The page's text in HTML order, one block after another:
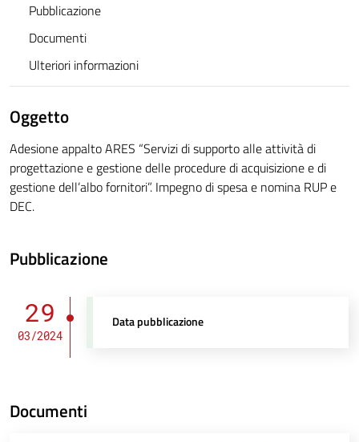
Pubblicazione
Documenti
Ulteriori informazioni
Oggetto
Adesione appalto ARES “Servizi di supporto alle attività di
progettazione e gestione delle procedure di acquisizione e di
gestione dell’albo fornitori”. Impegno di spesa e nomina RUP e
DEC.
Pubblicazione
29
03/2024
Data pubblicazione
Documenti